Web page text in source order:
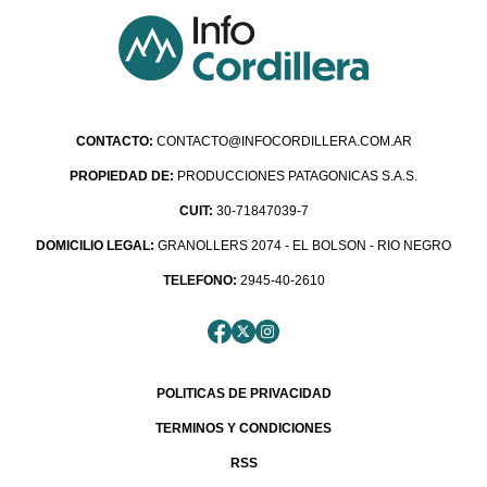
CONTACTO: CONTACTO@INFOCORDILLERA.COM.AR
PROPIEDAD DE: PRODUCCIONES PATAGONICAS S.A.S.
CUIT: 30-71847039-7
DOMICILIO LEGAL: GRANOLLERS 2074 - EL BOLSON - RIO NEGRO
TELEFONO: 2945-40-2610
POLITICAS DE PRIVACIDAD
TERMINOS Y CONDICIONES
RSS